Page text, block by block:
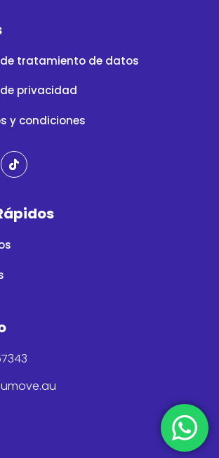
tratamiento de datos
privacidad
y condiciones